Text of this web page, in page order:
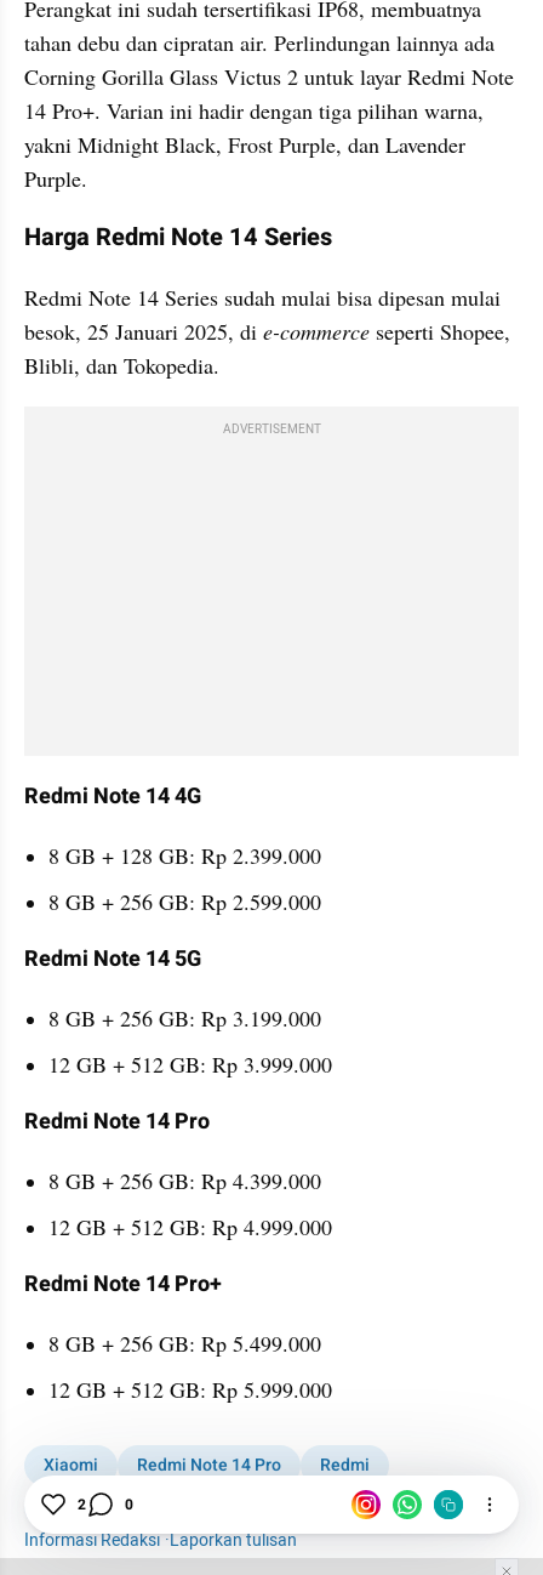
Perangkat ini sudah tersertifikasi IP68, membuatnya
tahan debu dan cipratan air. Perlindungan lainnya ada
Corning Gorilla Glass Victus 2 untuk layar Redmi Note
14 Pro+. Varian ini hadir dengan tiga pilihan warna,
yakni Midnight Black, Frost Purple, dan Lavender
Purple.
Harga Redmi Note 14 Series
Redmi Note 14 Series sudah mulai bisa dipesan mulai
besok, 25 Januari 2025, di e-commerce seperti Shopee,
Blibli, dan Tokopedia.
ADVERTISEMENT
Redmi Note 14 4G
8 GB + 128 GB: Rp 2.399.000
8 GB + 256 GB: Rp 2.599.000
Redmi Note 14 5G
8 GB + 256 GB: Rp 3.199.000
12 GB + 512 GB: Rp 3.999.000
Redmi Note 14 Pro
8 GB + 256 GB: Rp 4.399.000
12 GB + 512 GB: Rp 4.999.000
Redmi Note 14 Pro+
8 GB + 256 GB: Rp 5.499.000
12 GB + 512 GB: Rp 5.999.000
Xiaomi Redmi Note 14 Pro
Redmi
Smartphone
Informasi Redaksi·Laporkan tulisan
2 0